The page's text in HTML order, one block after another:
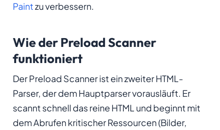
Paintzu verbessern.
Wie der Preload Scanner
funktioniert
Der Preload Scanner ist ein zweiter HTML-
Parser, der dem Hauptparser vorausläuft. Er
scannt schnell das reine HTML und beginnt mit
dem Abrufen kritischer Ressourcen (Bilder,